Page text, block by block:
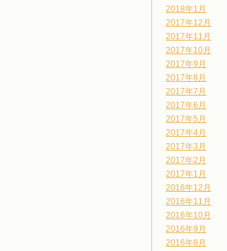
2018年1月
2017年12月
2017年11月
2017年10月
2017年9月
2017年8月
2017年7月
2017年6月
2017年5月
2017年4月
2017年3月
2017年2月
2017年1月
2016年12月
2016年11月
2016年10月
2016年9月
2016年8月